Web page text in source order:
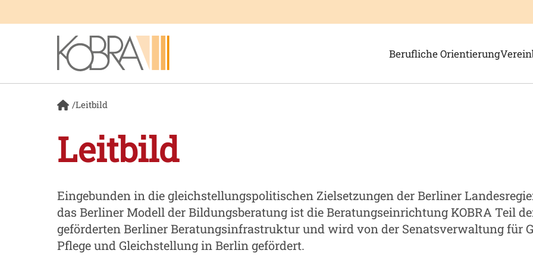
Berufliche Orientierung
Zeige Menü-Unterpunkte
/Leitbild
Leitbild
Eingebunden in die gleichstellungspolitischen Zielsetzungen der Berliner
das Berliner Modell der Bildungsberatung ist die Beratungseinrichtung KOBRA Teil
geförderten Berliner Beratungsinfrastruktur und wird von der Senatsverwaltung für
Pflege und Gleichstellung in Berlin gefördert.